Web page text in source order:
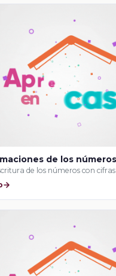
de los números
de los números con cifras